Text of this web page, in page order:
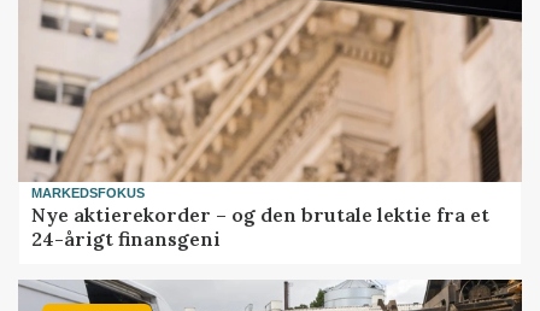
MARKEDSFOKUS
Nye aktierekorder – og den brutale lektie fra et
24-årigt finansgeni